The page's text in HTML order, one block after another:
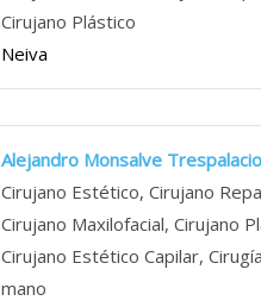
Cirujano Plástico
Neiva
Alejandro Monsalve
Cirujano Estético, Cirujano
Cirujano Maxilofacial, Cirujano
Cirujano Estético Capilar,
mano